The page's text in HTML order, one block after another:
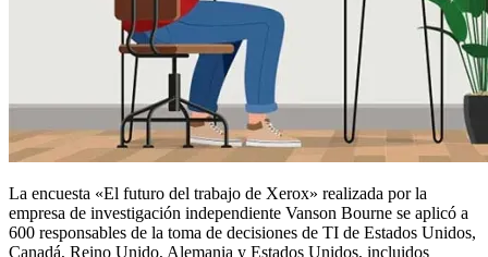
La encuesta «El futuro del trabajo de Xerox» realizada por la
empresa de investigación independiente Vanson Bourne se aplicó a
600 responsables de la toma de decisiones de TI de Estados Unidos,
Canadá, Reino Unido, Alemania y Estados Unidos, incluidos